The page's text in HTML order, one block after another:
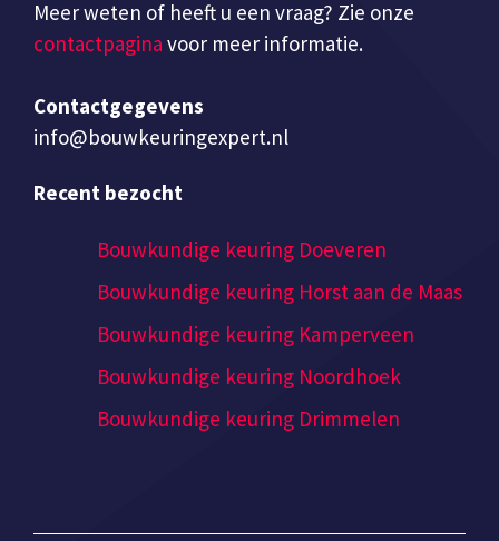
Meer weten of heeft u een vraag? Zie onze
contactpagina voor meer informatie.
Contactgegevens
info@bouwkeuringexpert.nl
Recent bezocht
Bouwkundige keuring Doeveren
Bouwkundige keuring Horst aan de Maas
Bouwkundige keuring Kamperveen
Bouwkundige keuring Noordhoek
Bouwkundige keuring Drimmelen